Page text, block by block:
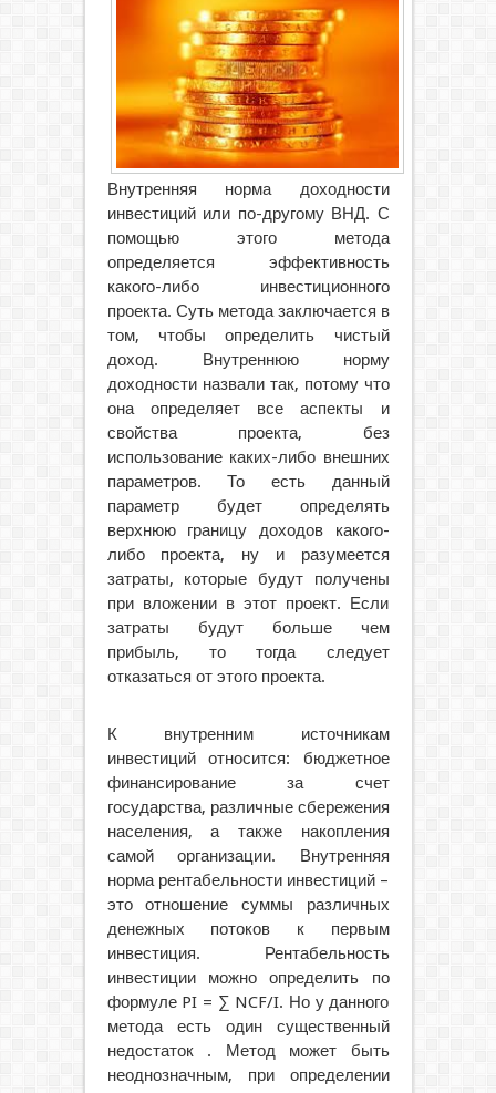
Внутренняя норма доходности
инвестиций или по-другому ВНД. С
помощью этого метода
определяется эффективность
какого-либо инвестиционного
проекта. Суть метода заключается в
том, чтобы определить чистый
доход. Внутреннюю норму
доходности назвали так, потому что
она определяет все аспекты и
свойства проекта, без
использование каких-либо внешних
параметров. То есть данный
параметр будет определять
верхнюю границу доходов какого-
либо проекта, ну и разумеется
затраты, которые будут получены
при вложении в этот проект. Если
затраты будут больше чем
прибыль, то тогда следует
отказаться от этого проекта.
К внутренним источникам
инвестиций относится: бюджетное
финансирование за счет
государства, различные сбережения
населения, а также накопления
самой организации. Внутренняя
норма рентабельности инвестиций –
это отношение суммы различных
денежных потоков к первым
инвестиция. Рентабельность
инвестиции можно определить по
формуле PI = ∑ NCF/I. Но у данного
метода есть один существенный
недостаток . Метод может быть
неоднозначным, при определении